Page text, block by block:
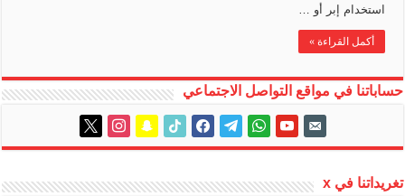
استخدام إبر أو …
أكمل القراءة »
حساباتنا في مواقع التواصل الاجتماعي
email-
alt
youtube
whatsapp
telegram
facebook
tiktok
snapchat
instagram
x
تغريداتنا في x